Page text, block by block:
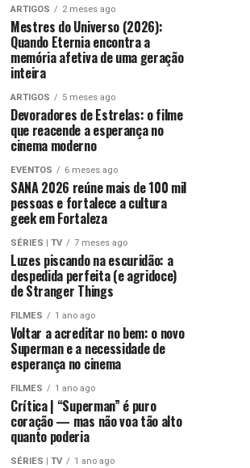
ARTIGOS 2 meses ago
Mestres do Universo (2026):
Quando Eternia encontra a
memória afetiva de uma geração
inteira
ARTIGOS 5 meses ago
Devoradores de Estrelas: o filme
que reacende a esperança no
cinema moderno
EVENTOS 6 meses ago
SANA 2026 reúne mais de 100 mil
pessoas e fortalece a cultura
geek em Fortaleza
SÉRIES | TV 7 meses ago
Luzes piscando na escuridão: a
despedida perfeita (e agridoce)
de Stranger Things
FILMES 1 ano ago
Voltar a acreditar no bem: o novo
Superman e a necessidade de
esperança no cinema
FILMES 1 ano ago
Crítica | “Superman” é puro
coração — mas não voa tão alto
quanto poderia
SÉRIES | TV 1 ano ago